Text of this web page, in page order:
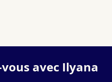
avec Ilyana